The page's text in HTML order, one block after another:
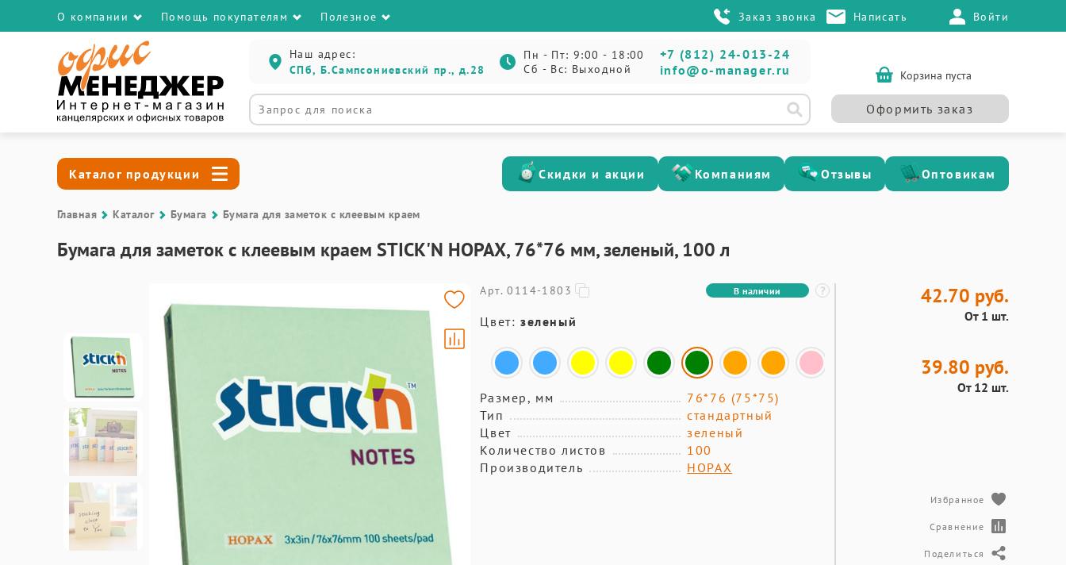
О компании Помощь покупателям Полезное Заказ звонка Написать Войти
Наш адрес:
СПб, Б.Сампсониевский пр., д.28
Пн - Пт: 9:00 - 18:00
Сб - Вс: Выходной
+7 (812) 24-013-24
info@o-manager.ru
Корзина пуста
Оформить заказ
Каталог продукции Скидки и акции Компаниям Отзывы Оптовикам
Главная Каталог Бумага Бумага для заметок с клеевым краем
Бумага для заметок с клеевым краем STICK'N HOPAX, 76*76 мм, зеленый, 100 л
Арт. 0114-1803 В наличии
Цвет:зеленый
Размер, мм
76*76 (75*75)
Тип
стандартный
Цвет
зеленый
Количество листов
100
Производитель
HOPAX
42.70 руб.
От 1 шт.
39.80 руб.
От 12 шт.
Избранное
Сравнение
Поделиться